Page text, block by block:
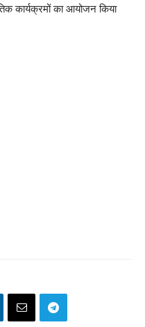
कार्यक्रमों का आयोजन किया